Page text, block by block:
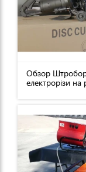
Обзор
електрорізи на